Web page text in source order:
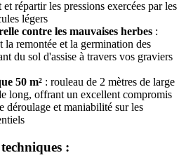
répartir les pressions exercées par les
légers
contre les mauvaises herbes :
la remontée et la germination des
du sol d'assise à travers vos graviers
50 m² : rouleau de 2 mètres de large
long, offrant un excellent compromis
déroulage et maniabilité sur les
: